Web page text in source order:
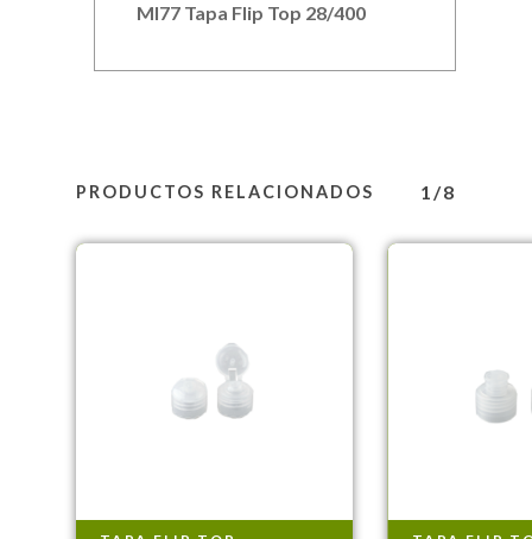
MI77 Tapa Flip Top 28/400
PRODUCTOS RELACIONADOS 1/8